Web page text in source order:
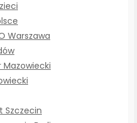
Warszawa
Mazowiecki
Szczecin